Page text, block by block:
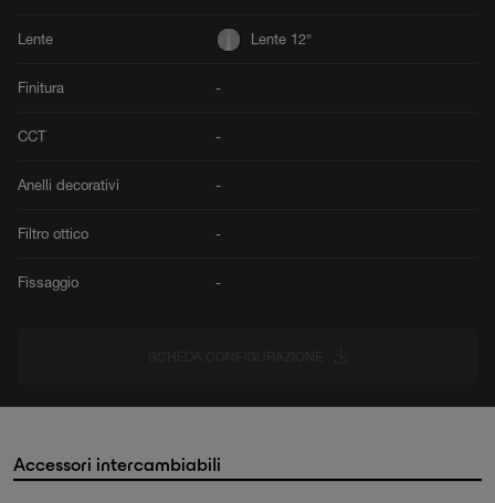
Lente Lente 12°
Finitura -
CCT -
Anelli decorativi -
Filtro ottico -
Fissaggio -
Accessori intercambiabili